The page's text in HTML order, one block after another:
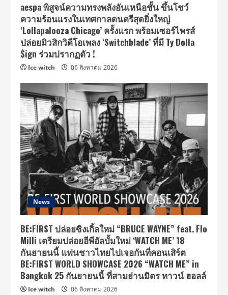
aespa พิสูจน์ความทรงพลังอันเหนือชั้น ขึ้นโชว์
ความร้อนแรงในเทศกาลดนตรีสุดยิ่งใหญ่
‘Lollapalooza Chicago’ ครั้งแรก พร้อมเซอร์ไพรส์
ปล่อยมิวสิกวิดีโอเพลง ‘Switchblade’ ที่มี Ty Dolla
$ign ร่วมปรากฏตัว !
Ice witch 06 สิงหาคม 2026
News
BE:FIRST ปล่อยซิงเกิ้ลใหม่ “BRUCE WAYNE” feat. Flo
Milli เตรียมปล่อยอีพีอัลบั้มใหม่ ‘WATCH ME’ 18
กันยายนนี้ แฟนชาวไทยไปเจอกันที่คอนเสิร์ต
BE:FIRST WORLD SHOWCASE 2026 “WATCH ME” in
Bangkok 25 กันยายนนี้ ที่สามย่านมิตร ทาวน์ ฮอลล์
Ice witch 06 สิงหาคม 2026